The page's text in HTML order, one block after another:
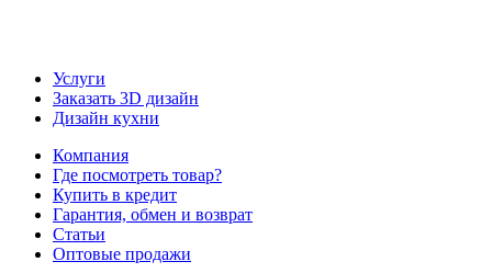
Услуги
Заказать 3D дизайн
Дизайн кухни
Компания
Где посмотреть товар?
Купить в кредит
Гарантия, обмен и возврат
Статьи
Оптовые продажи